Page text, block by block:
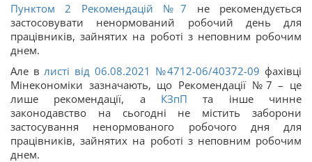
Пунктом 2 Рекомендацій №7 не рекомендується
застосовувати ненормований робочий день для
працівників, зайнятих на роботі з неповним робочим
днем.
Але в листі від 06.08.2021 №4712-06/40372-09 фахівці
Мінекономіки зазначають, що Рекомендації №7 – це
лише рекомендації, а КЗпП та інше чинне
законодавство на сьогодні не містить заборони
застосування ненормованого робочого дня для
працівників, зайнятих на роботі з неповним робочим
днем.